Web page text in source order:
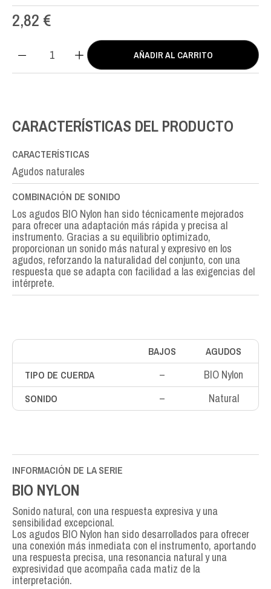
2,82 €
Nylon
AÑADIR AL CARRITO
CARACTERÍSTICAS DEL PRODUCTO
CARACTERÍSTICAS
Agudos naturales
COMBINACIÓN DE SONIDO
Los agudos BIO Nylon han sido técnicamente mejorados
para ofrecer una adaptación más rápida y precisa al
instrumento. Gracias a su equilibrio optimizado,
proporcionan un sonido más natural y expresivo en los
agudos, reforzando la naturalidad del conjunto, con una
respuesta que se adapta con facilidad a las exigencias del
intérprete.
BAJOS
AGUDOS
TIPO DE CUERDA
– BIO Nylon
SONIDO – Natural
INFORMACIÓN DE LA SERIE
BIO NYLON
Sonido natural, con una respuesta expresiva y una
sensibilidad excepcional.
Los agudos BIO Nylon han sido desarrollados para ofrecer
una conexión más inmediata con el instrumento, aportando
una respuesta precisa, una resonancia natural y una
expresividad que acompaña cada matiz de la
interpretación.